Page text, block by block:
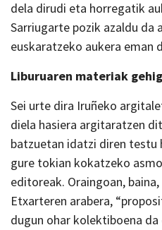
dela dirudi eta horregatik
Sarriugarte pozik azaldu da
euskaratzeko aukera eman
Liburuaren materiak
Sei urte dira Iruñeko
diela hasiera argitaratzen
batzuetan idatzi diren testu
gure tokian kokatzeko
editoreak. Oraingoan,
Etxarteren arabera,
dugun ohar kolektiboena